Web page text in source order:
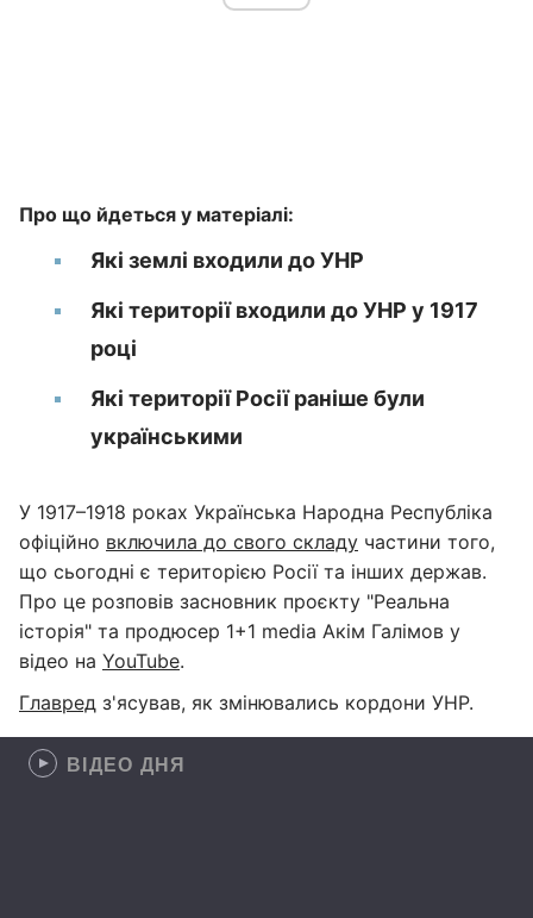
Про що йдеться у матеріалі:
Які землі входили до УНР
Які території входили до УНР у 1917
році
Які території Росії раніше були
українськими
У 1917–1918 роках Українська Народна Республіка
офіційно включила до свого складу частини того,
що сьогодні є територією Росії та інших держав.
Про це розповів засновник проєкту "Реальна
історія" та продюсер 1+1 media Акім Галімов у
відео на YouTube.
Главред з'ясував, як змінювались кордони УНР.
ВІДЕО ДНЯ